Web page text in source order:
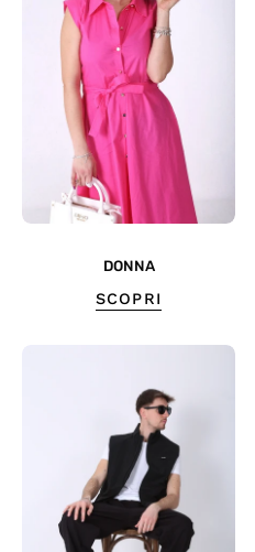
DONNA
SCOPRI